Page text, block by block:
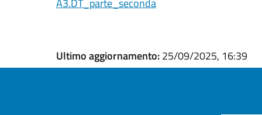
A3.DT_parte_seconda
Ultimo aggiornamento:25/09/2025, 16:39